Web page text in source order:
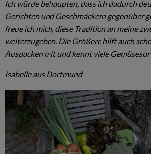
Wein
Getränke
Wir empfehlen
VINCE Weine
Ich würde behaupten, dass ich dadurch
Gerichten und Geschmäckern gegenüber
freue ich mich, diese Tradition an meine
weiterzugeben. Die Größere hilft auch
Auspacken mit und kennt viele
Isabelle aus Dortmund